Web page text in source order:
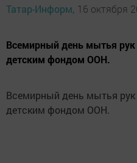
Татар-Информ, 16 октября
Всемирный день мытья рук
детским фондом ООН.
Всемирный день мытья рук
детским фондом ООН.